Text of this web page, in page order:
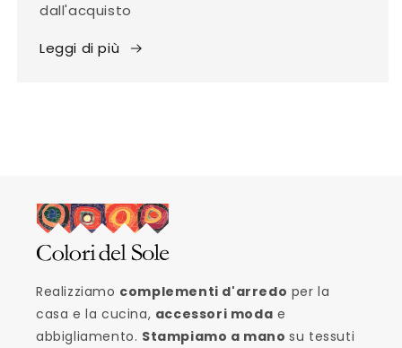
dall'acquisto
Leggi di più
Realizziamo complementi d'arredo per la
casa e la cucina, accessori moda e
abbigliamento. Stampiamo a manosu tessuti